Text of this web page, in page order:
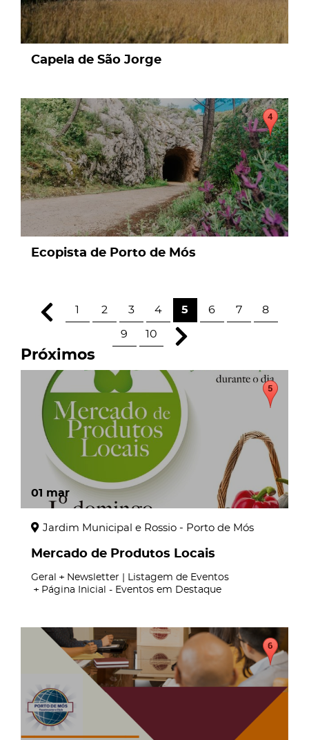
Capela de São Jorge
page
Ecopista de Porto de Mós
1 2 3 4 5 6 7 8
9 10
Próximos
01 mar
Jardim Municipal e Rossio - Porto de Mós
Mercado de Produtos Locais
Geral
Newsletter | Listagem de Eventos
Página Inicial - Eventos em Destaque